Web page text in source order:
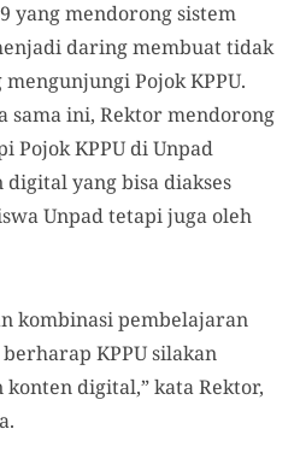
yang mendorong sistem
daring membuat tidak
Pojok KPPU.
sama ini, Rektor mendorong
Pojok KPPU di Unpad
yang bisa diakses
Unpad tetapi juga oleh
kombinasi pembelajaran
KPPU silakan
digital,” kata Rektor,